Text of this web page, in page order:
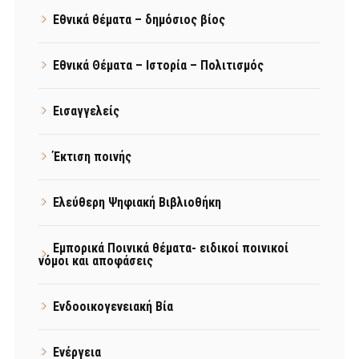
Εθνικά θέματα – δημόσιος βίος
Εθνικά Θέματα – Ιστορία – Πολιτισμός
Εισαγγελείς
Έκτιση ποινής
Ελεύθερη Ψηφιακή Βιβλιοθήκη
Εμπορικά Ποινικά θέματα- ειδικοί ποινικοί
νόμοι και αποφάσεις
Ενδοοικογενειακή Βία
Ενέργεια